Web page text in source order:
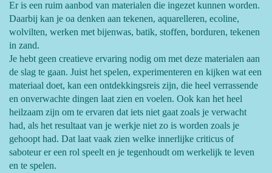
Er is een ruim aanbod van materialen die ingezet kunnen worden.
Daarbij kan je oa denken aan tekenen, aquarelleren, ecoline,
wolvilten, werken met bijenwas, batik, stoffen, borduren, tekenen
in zand.
Je hebt geen creatieve ervaring nodig om met deze materialen aan
de slag te gaan. Juist het spelen, experimenteren en kijken wat een
materiaal doet, kan een ontdekkingsreis zijn, die heel verrassende
en onverwachte dingen laat zien en voelen. Ook kan het heel
heilzaam zijn om te ervaren dat iets niet gaat zoals je verwacht
had, als het resultaat van je werkje niet zo is worden zoals je
gehoopt had. Dat laat vaak zien welke innerlijke criticus of
saboteur er een rol speelt en je tegenhoudt om werkelijk te leven
en te spelen.